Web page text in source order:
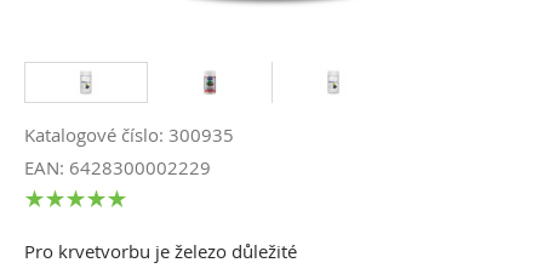
Katalogové číslo: 300935
EAN: 6428300002229
Pro krvetvorbu je železo důležité